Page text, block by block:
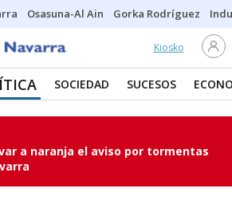
Osasuna-Al Ain Gorka Rodríguez
Kiosko
SOCIEDAD SUCESOS
a naranja el aviso por tormentas